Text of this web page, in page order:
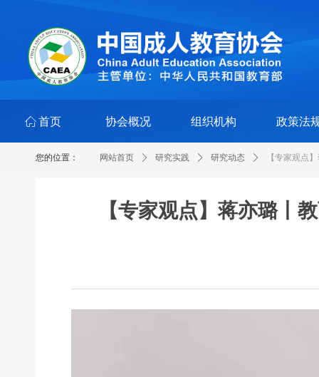
ꀇ 首页 协会概况 组织机构 政策法
网站首页 ꄲ 研究实践 ꄲ 研究动态 ꄲ 【专家观点
您的位置：
【专家观点】蒋亦璐丨